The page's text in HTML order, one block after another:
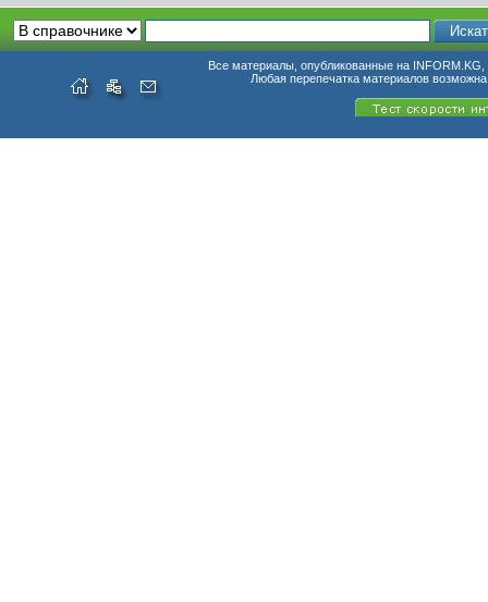
Все материалы, опубликованные на INFORM.KG,
Любая перепечатка материалов